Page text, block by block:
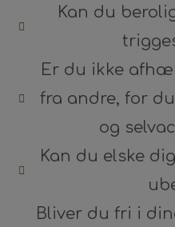
Kan du
Er du ikke
fra andre, for
og
Kan du elske
Bliver du fri i